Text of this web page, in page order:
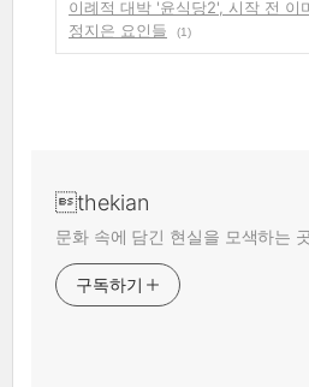
이례적 대박 '윤식당2', 시작 전 이
정지은 요인들
(1)
thekian
문화 속에 담긴 현실을 모색하는
구독하기